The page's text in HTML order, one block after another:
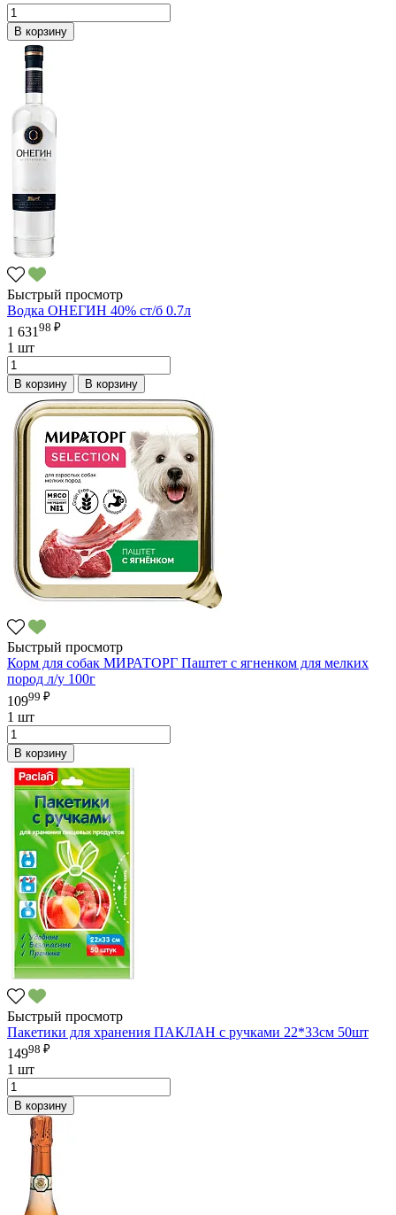
В корзину
Быстрый просмотр
Водка ОНЕГИН 40% ст/б 0.7л
1 631 98 ₽
1 шт
В корзину В корзину
Быстрый просмотр
Корм для собак МИРАТОРГ Паштет с ягненком для мелких
пород л/у 100г
10999 ₽
1 шт
В корзину
Быстрый просмотр
Пакетики для хранения ПАКЛАН с ручками 22*33см 50шт
14998 ₽
1 шт
В корзину